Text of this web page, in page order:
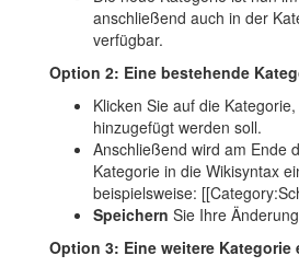
anschließend auch in der
verfügbar.
Option 2: Eine bestehende
Klicken Sie auf die
hinzugefügt werden soll.
Anschließend wird am Ende
Kategorie in die Wikisyntax
beispielsweise:
Speichern Sie Ihre
Option 3: Eine weitere Kategorie